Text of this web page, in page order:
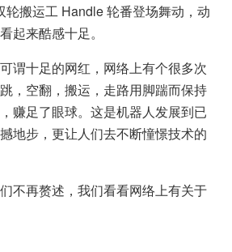
轮搬运工 Handle 轮番登场舞动，动
起来酷感十足。
谓十足的网红，网络上有个很多次
，空翻，搬运，走路用脚踹而保持
赚足了眼球。这是机器人发展到已
地步，更让人们去不断憧憬技术的
不再赘述，我们看看网络上有关于